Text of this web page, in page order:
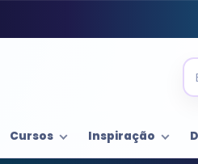
Cursos Inspiração